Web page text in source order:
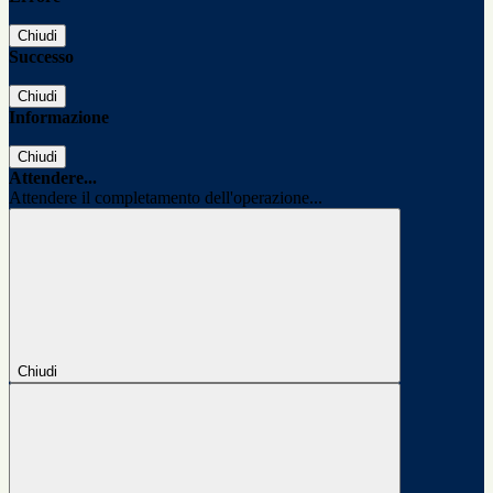
Chiudi
Successo
Chiudi
Informazione
Chiudi
Attendere...
Attendere il completamento dell'operazione...
Chiudi